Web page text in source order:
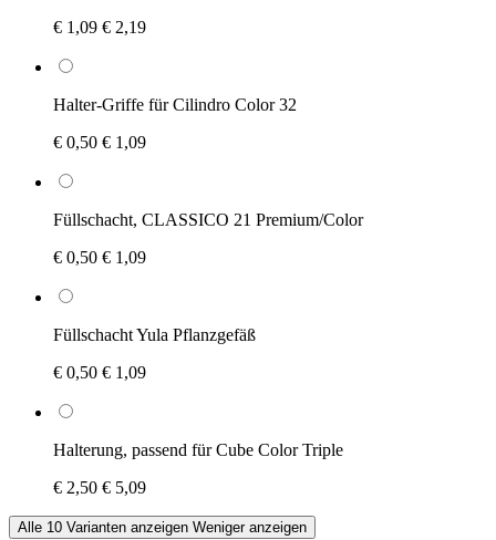
€ 1,09 € 2,19
Halter-Griffe für Cilindro Color 32
€ 0,50 € 1,09
Füllschacht, CLASSICO 21 Premium/Color
€ 0,50 € 1,09
Füllschacht Yula Pflanzgefäß
€ 0,50 € 1,09
Halterung, passend für Cube Color Triple
€ 2,50 € 5,09
Alle 10 Varianten anzeigen Weniger anzeigen